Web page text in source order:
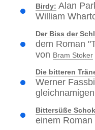
Birdy: Alan
William
Der Biss der
dem Roman
von Bram Stoker
Die bitteren
Werner
Bittersüße
einem Roman